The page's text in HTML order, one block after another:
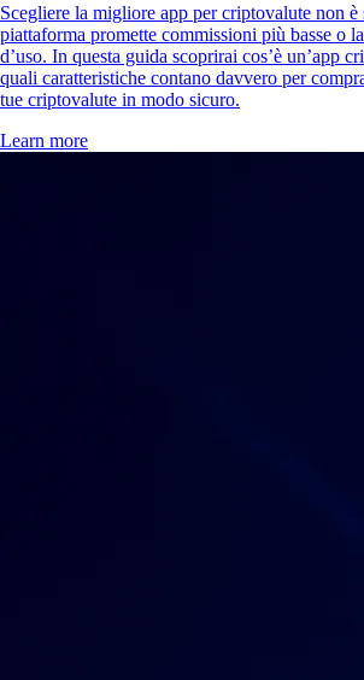
Scegliere la migliore app per criptovalute non è
piattaforma promette commissioni più basse o
d’uso. In questa guida scoprirai cos’è un’app
quali caratteristiche contano davvero per
tue criptovalute in modo sicuro.
Learn more